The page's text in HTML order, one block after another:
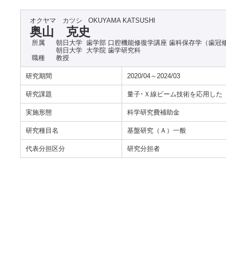
オクヤマ カツシ OKUYAMA KATSUSHI
奥山 克史
所属
朝日大学 歯学部 口腔機能修復学講座 歯科保存学（歯冠
朝日大学 大学院 歯学研究科
職種
教授
研究期間 2020/04～2024/03
研究課題 量子･Ｘ線ビーム技術を応用した
実施形態 科学研究費補助金
研究種目名 基盤研究（Ａ）一般
代表分担区分 研究分担者